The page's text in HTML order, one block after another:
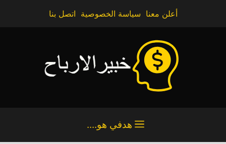
أعلن معنا سياسة الخصوصية اتصل بنا
هدفي هو....